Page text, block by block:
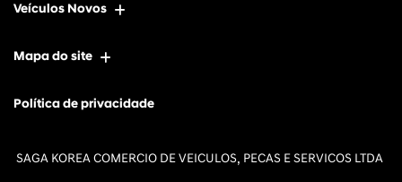
Veículos Novos
Mapa do site
Política de privacidade
SAGA KOREA COMERCIO DE VEICULOS, PECAS E SERVICOS LTDA